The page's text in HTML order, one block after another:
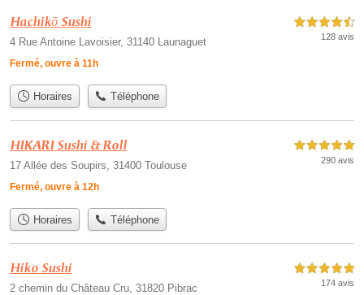
Hachikō Sushi
4 Rue Antoine Lavoisier, 31140 Launaguet
Fermé, ouvre à 11h
4,5 étoiles sur 5
128 avis
Horaires Téléphone
HIKARI Sushi & Roll
17 Allée des Soupirs, 31400 Toulouse
Fermé, ouvre à 12h
5,0 étoiles sur 5
290 avis
Horaires Téléphone
Hiko Sushi
2 chemin du Château Cru, 31820 Pibrac
5,0 étoiles sur 5
174 avis